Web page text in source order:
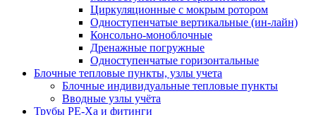
Циркуляционные с мокрым ротором
Одноступенчатые вертикальные (ин-лайн)
Консольно-моноблочные
Дренажные погружные
Одноступенчатые горизонтальные
Блочные тепловые пункты, узлы учета
Блочные индивидуальные тепловые пункты
Вводные узлы учёта
Трубы РЕ-Ха и фитинги